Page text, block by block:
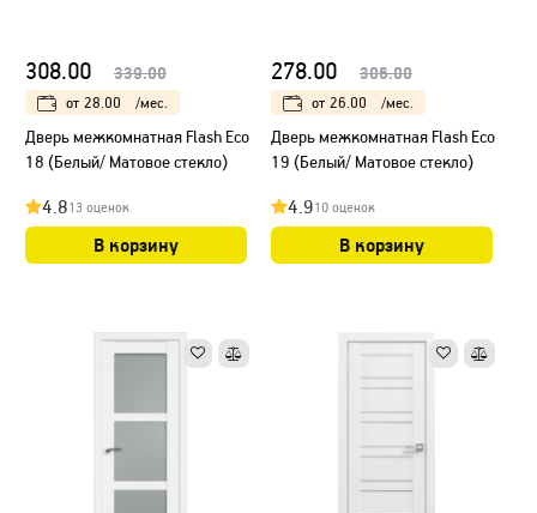
308.00 339.00
от 28.00 /мес.
Дверь межкомнатная Flash Eco
18 (Белый/ Матовое стекло)
4.813 оценок
В корзину
278.00 306.00
от 26.00 /мес.
Дверь межкомнатная Flash Eco
19 (Белый/ Матовое стекло)
4.910 оценок
В корзину